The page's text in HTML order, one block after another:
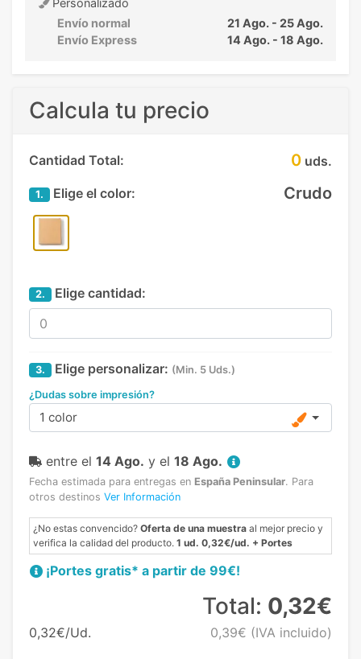
Envío normal
21 Ago. - 25 Ago.
Envío Express
14 Ago. - 18 Ago.
Calcula tu precio
Cantidad Total: 0 uds.
1. Elige el color: Crudo
2. Elige cantidad:
3. Elige personalizar: (Min. 5 Uds.)
¿Dudas sobre impresión?
1 color
entre el 14 Ago. y el 18 Ago.
Fecha estimada para entregas en España Peninsular. Para
otros destinos Ver Información
¿No estas convencido? Oferta de una muestra al mejor precio y
verifica la calidad del producto. 1 ud. 0,32€/ud. + Portes
¡Portes gratis* a partir de 99€!
0,32€/Ud.
Total: 0,32€
0,39€ (IVA incluido)